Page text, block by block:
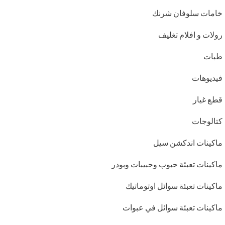
خامات سلوفان شرنك
رولات و افلام تغليف
طبات
فيديوهات
قطع غيار
كتالوجات
ماكينات اندكشن سيل
ماكينات تعبئة حبوب وحبيبات وبودر
ماكينات تعبئة سوائل اوتوماتيك
ماكينات تعبئة سوائل في عبوات